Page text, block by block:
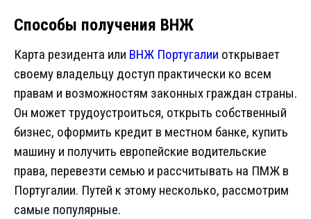
Способы получения ВНЖ
Карта резидента или ВНЖ Португалии открывает
своему владельцу доступ практически ко всем
правам и возможностям законных граждан страны.
Он может трудоустроиться, открыть собственный
бизнес, оформить кредит в местном банке, купить
машину и получить европейские водительские
права, перевезти семью и рассчитывать на ПМЖ в
Португалии. Путей к этому несколько, рассмотрим
самые популярные.